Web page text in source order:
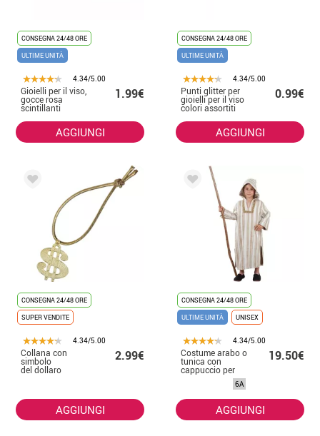
CONSEGNA 24/48 ORE
ULTIME UNITÀ
4.34/5.00
Gioielli per il viso,
gocce rosa
scintillanti
1.99€
AGGIUNGI
CONSEGNA 24/48 ORE
ULTIME UNITÀ
4.34/5.00
Punti glitter per
gioielli per il viso
colori assortiti
0.99€
AGGIUNGI
CONSEGNA 24/48 ORE
SUPER VENDITE
4.34/5.00
Collana con
simbolo
del dollaro
2.99€
AGGIUNGI
CONSEGNA 24/48 ORE
ULTIME UNITÀ
UNISEX
4.34/5.00
Costume arabo o
tunica con
cappuccio per
bambini
19.50€
6A
AGGIUNGI